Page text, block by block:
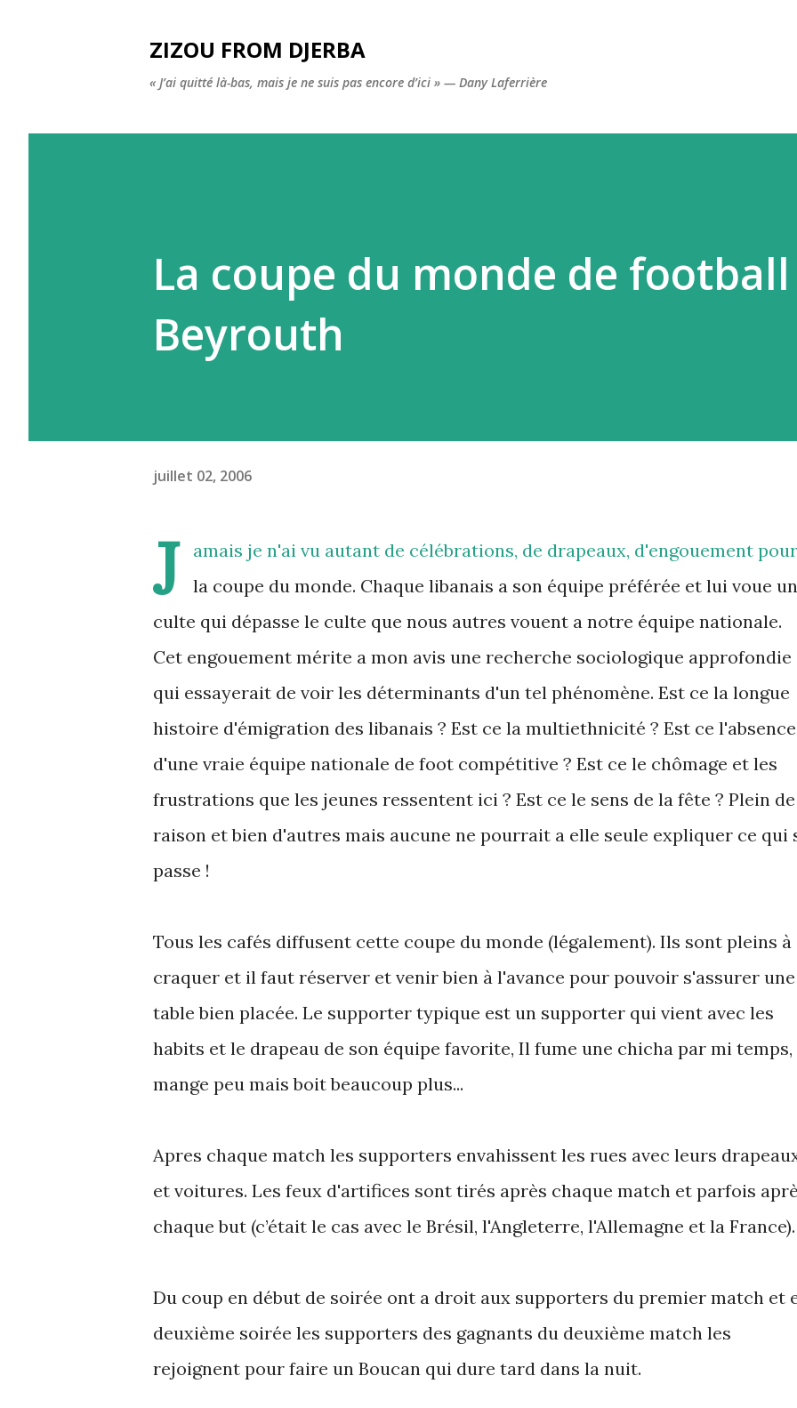
ZIZOU FROM DJERBA
« J’ai quitté là-bas, mais je ne suis pas encore d’ici » — Dany Laferrière
La coupe du monde de
Beyrouth
juillet 02, 2006
J
amais je n'ai vu autant de célébrations, de drapeaux, d'engouement pour
la coupe du monde. Chaque libanais a son équipe préférée et lui voue un
culte qui dépasse le culte que nous autres vouent a notre équipe nationale.
Cet engouement mérite a mon avis une recherche sociologique approfondie
qui essayerait de voir les déterminants d'un tel phénomène. Est ce la longue
histoire d'émigration des libanais ? Est ce la multiethnicité ? Est ce l'absence
d'une vraie équipe nationale de foot compétitive ? Est ce le chômage et les
frustrations que les jeunes ressentent ici ? Est ce le sens de la fête ? Plein de
raison et bien d'autres mais aucune ne pourrait a elle seule expliquer ce qui
passe !
Tous les cafés diffusent cette coupe du monde (légalement). Ils sont pleins à
craquer et il faut réserver et venir bien à l'avance pour pouvoir s'assurer une
table bien placée. Le supporter typique est un supporter qui vient avec les
habits et le drapeau de son équipe favorite, Il fume une chicha par mi temps,
mange peu mais boit beaucoup plus...
Apres chaque match les supporters envahissent les rues avec leurs
et voitures. Les feux d'artifices sont tirés après chaque match et parfois
chaque but (c’était le cas avec le Brésil, l'Angleterre, l'Allemagne et la France).
Du coup en début de soirée ont a droit aux supporters du premier match et
deuxième soirée les supporters des gagnants du deuxième match les
rejoignent pour faire un Boucan qui dure tard dans la nuit.